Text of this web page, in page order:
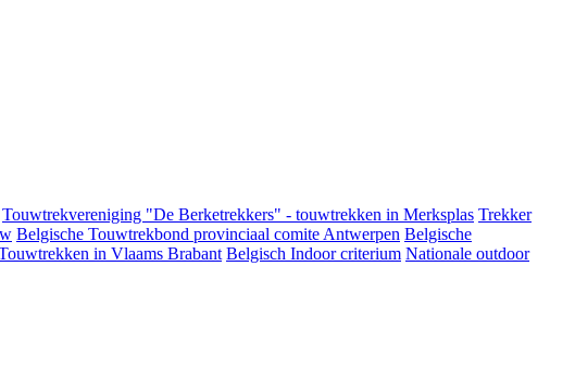
Touwtrekvereniging "De Berketrekkers" - touwtrekken in Merksplas Trekker
Belgische Touwtrekbond provinciaal comite Antwerpen Belgische
in Vlaams Brabant Belgisch Indoor criterium Nationale outdoor